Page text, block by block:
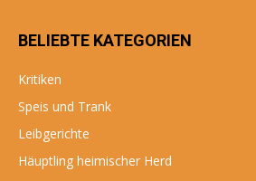
BELIEBTE KATEGORIEN
Kritiken
Speis und Trank
Leibgerichte
Häuptling heimischer Herd